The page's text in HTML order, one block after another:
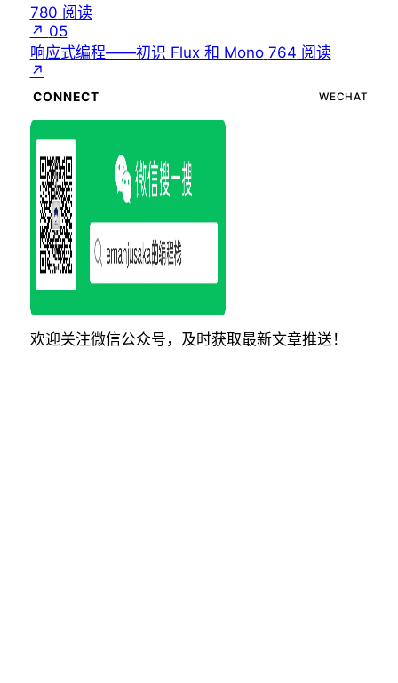
780 阅读
↗ 05
响应式编程——初识 Flux 和 Mono 764 阅读
↗
CONNECT WECHAT
欢迎关注微信公众号，及时获取最新文章推送！